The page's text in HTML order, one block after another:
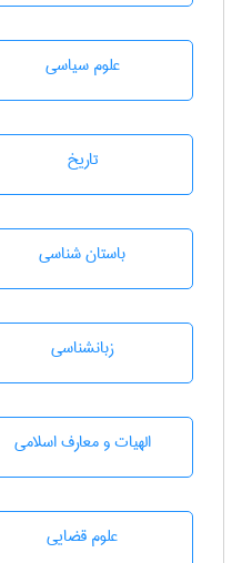
علوم سياسی
تاريخ
باستان شناسی
زبانشناسی
الهیات و معارف اسلامی
علوم قضایی